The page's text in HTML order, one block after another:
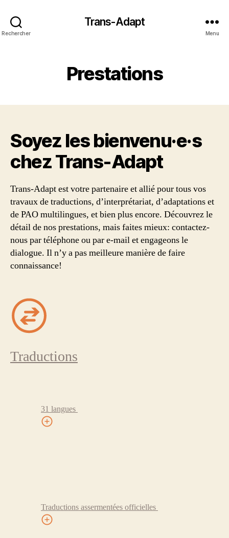
Rechercher
Trans-Adapt
Menu
Prestations
Soyez les bienvenu·e·s
chez Trans‑Adapt
Trans-Adapt est votre partenaire et allié pour tous vos
travaux de traductions, d’interprétariat, d’adaptations et
de PAO multilingues, et bien plus encore. Découvrez le
détail de nos prestations, mais faites mieux: contactez-
nous par téléphone ou par e-mail et engageons le
dialogue. Il n’y a pas meilleure manière de faire
connaissance!
Traductions
31 langues
Traductions assermentées officielles